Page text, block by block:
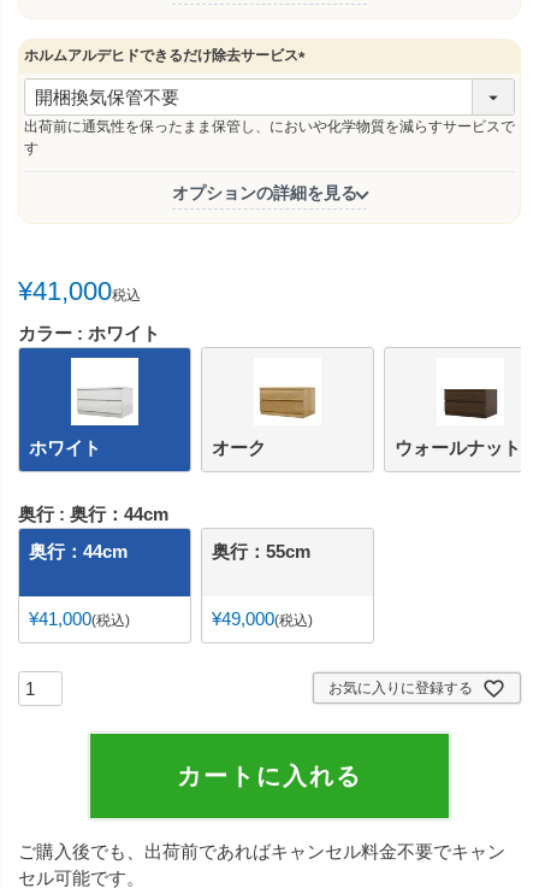
ホルムアルデヒドできるだけ除去サービス
(
須
出荷前に通気性を保ったまま保管し、においや化学物質を減らすサービスで
す
オプションの詳細を見る
¥41,000税込
カラー ホワイト
ホワイト オーク ウォールナット
奥行
奥行：44cm
奥行：44cm
¥41,000 税込
奥行：55cm
¥49,000 税込
お気に入りに登録する
カートに入れる
ご購入後でも、出荷前であればキャンセル料金不要でキャン
セル可能です。